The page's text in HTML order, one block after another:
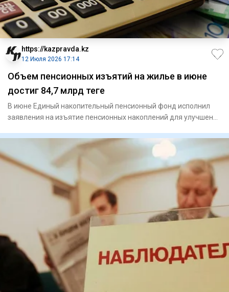
https://kazpravda.kz
12 Июля 2026 17:14
Объем пенсионных изъятий на жилье в июне
достиг 84,7 млрд теңге
В июне Единый накопительный пенсионный фонд исполнил
заявления на изъятие пенсионных накоплений для улучшения